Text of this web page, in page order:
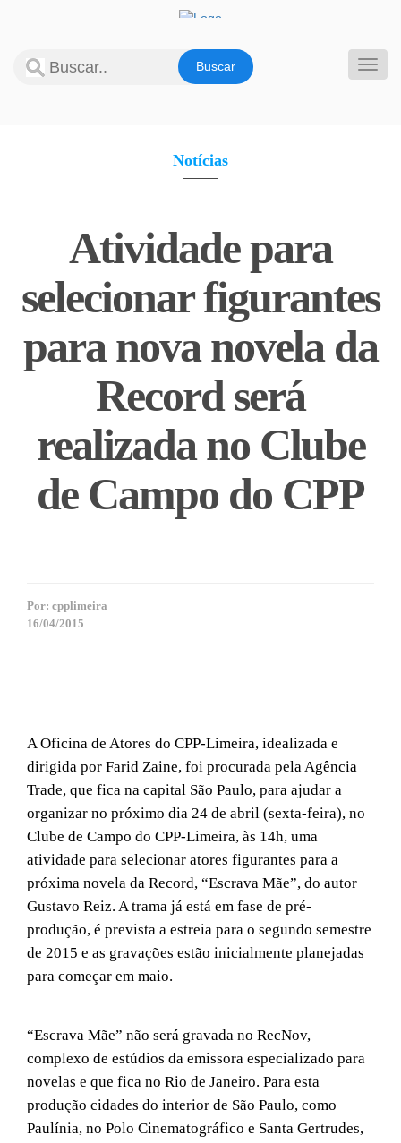
conteúdo
Notícias
Atividade para
selecionar figurantes
para nova novela da
Record será
realizada no Clube
de Campo do CPP
Por: cpplimeira
16/04/2015
A Oficina de Atores do CPP-Limeira, idealizada e
dirigida por Farid Zaine, foi procurada pela Agência
Trade, que fica na capital São Paulo, para ajudar a
organizar no próximo dia 24 de abril (sexta-feira), no
Clube de Campo do CPP-Limeira, às 14h, uma
atividade para selecionar atores figurantes para a
próxima novela da Record, “Escrava Mãe”, do autor
Gustavo Reiz. A trama já está em fase de pré-
produção, é prevista a estreia para o segundo semestre
de 2015 e as gravações estão inicialmente planejadas
para começar em maio.
“Escrava Mãe” não será gravada no RecNov,
complexo de estúdios da emissora especializado para
novelas e que fica no Rio de Janeiro. Para esta
produção cidades do interior de São Paulo, como
Paulínia, no Polo Cinematográfico e Santa Gertrudes,